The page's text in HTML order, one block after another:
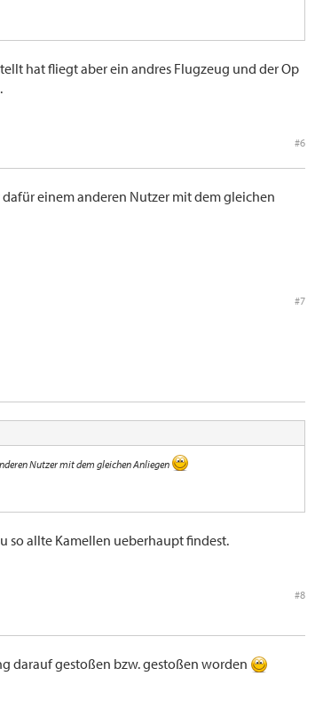
hat fliegt aber ein andres Flugzeug und der Op
#6
einem anderen Nutzer mit dem gleichen
#7
Nutzer mit dem gleichen Anliegen
so allte Kamellen ueberhaupt findest.
#8
darauf gestoßen bzw. gestoßen worden